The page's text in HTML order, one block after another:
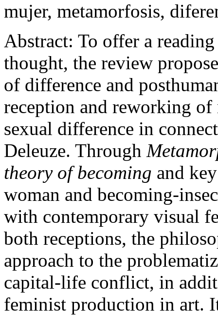
mujer, metamorfosis,
Abstract: To offer a
thought, the review
of difference and
reception and reworking of
sexual difference in
Deleuze. Through
theory of becoming and
woman and becoming-
with contemporary visual
both receptions, the
approach to the
capital-life conflict, in
feminist production in art.